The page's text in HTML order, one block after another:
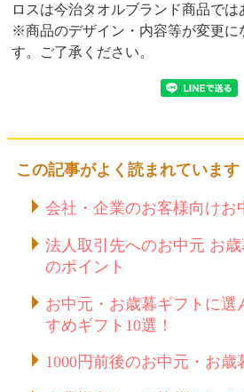
ロスは今治タオルブランド商品では
※商品のデザイン・内容等が変更に
す。ご了承ください。
この記事がよく読まれています
会社・企業のお客様向けお
法人取引先へのお中元 お
のポイント
お中元・お歳暮ギフトに選
すめギフト10選！
1000円前後のお中元・お歳